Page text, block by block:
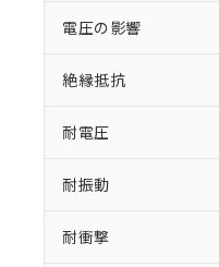
電圧の影響
絶縁抵抗
耐電圧
耐振動
耐衝撃